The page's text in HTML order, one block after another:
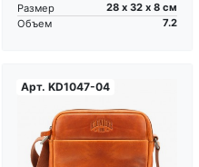
Размер
28 х 32 х 8 см
Объем
7.2
Арт. KD1047-04
Загрузка...